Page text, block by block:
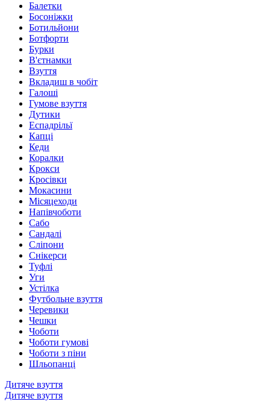
Балетки
Босоніжки
Ботильйони
Ботфорти
Бурки
В'єтнамки
Взуття
Вкладиш в чобіт
Галоші
Гумове взуття
Дутики
Еспадрільї
Капці
Кеди
Коралки
Крокси
Кросівки
Мокасини
Місяцеходи
Напівчоботи
Сабо
Сандалі
Сліпони
Снікерси
Туфлі
Уги
Устілка
Футбольне взуття
Черевики
Чешки
Чоботи
Чоботи гумові
Чоботи з піни
Шльопанці
Дитяче взуття
Дитяче взуття